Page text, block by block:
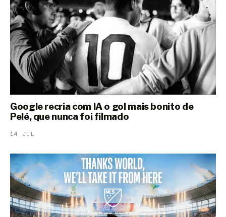
Google recria com IA o gol mais bonito de
Pelé, que nunca foi filmado
14 JUL